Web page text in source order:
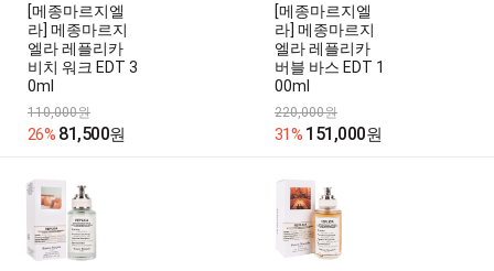
[메종마르지엘
라] 메종마르지
엘라 레플리카
비치 워크 EDT 3
0ml
110,000원
26% 81,500원
[메종마르지엘
라] 메종마르지
엘라 레플리카
버블 바스 EDT 1
00ml
220,000원
31% 151,000원